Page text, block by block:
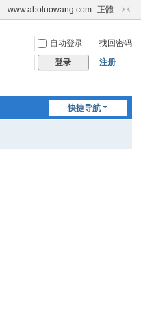
www.aboluowang.com 正體
切
到
自动登录
找回密码
登录 注册
快捷导航